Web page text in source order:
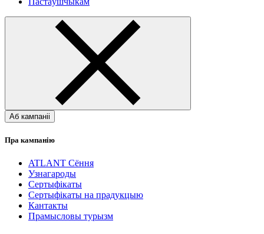
Аб кампаніі
Пра кампанію
ATLANT Сёння
Узнагароды
Сертыфікаты
Сертыфікаты на прадукцыю
Кантакты
Прамысловы турызм